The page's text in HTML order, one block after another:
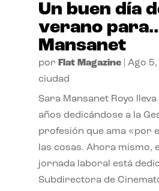
Un buen día
verano
Mansanet
por Flat Magazine| Ago
ciudad
Sara Mansanet Royo
años dedicándose a la
profesión que ama «por
las cosas. Ahora mismo,
jornada laboral está
Subdirectora de